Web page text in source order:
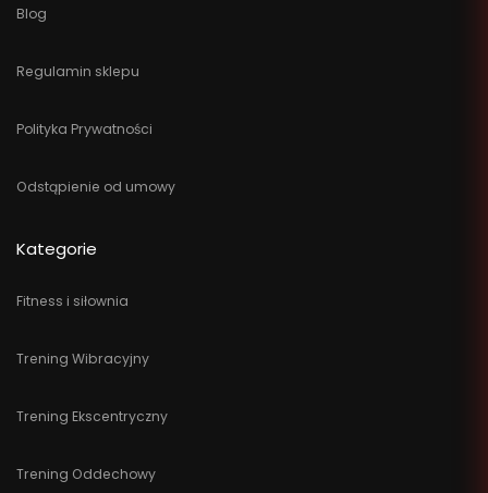
Blog
Regulamin sklepu
Polityka Prywatności
Odstąpienie od umowy
Kategorie
Fitness i siłownia
Trening Wibracyjny
Trening Ekscentryczny
Trening Oddechowy